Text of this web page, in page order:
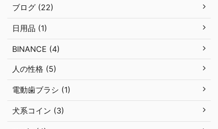
ブログ (22)
日用品 (1)
BINANCE (4)
人の性格 (5)
電動歯ブラシ (1)
犬系コイン (3)